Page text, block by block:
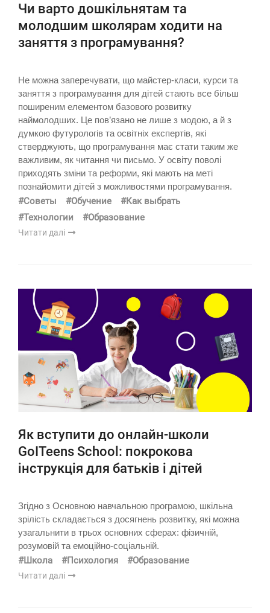
Чи варто дошкільнятам та
молодшим школярам ходити на
заняття з програмування?
Не можна заперечувати, що майстер-класи, курси та
заняття з програмування для дітей стають все більш
поширеним елементом базового розвитку
наймолодших. Це пов’язано не лише з модою, а й з
думкою футурологів та освітніх експертів, які
стверджують, що програмування має стати таким же
важливим, як читання чи письмо. У освіту поволі
приходять зміни та реформи, які мають на меті
познайомити дітей з можливостями програмування.
#Советы #Обучение
#Как выбрать
#Технологии
#Образование
Читати далі
Як вступити до онлайн-школи
GoITeens School: покрокова
інструкція для батьків і дітей
Згідно з Основною навчальною програмою, шкільна
зрілість складається з досягнень розвитку, які можна
узагальнити в трьох основних сферах: фізичній,
розумовій та емоційно-соціальній.
#Школа #Психология #Образование
Читати далі